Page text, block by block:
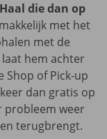
die dan op
met het
met de
hem achter
Shop of Pick-up
dan gratis op
probleem weer
terugbrengt.